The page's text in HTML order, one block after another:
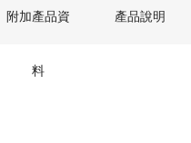
附加產品資
料
產品說明